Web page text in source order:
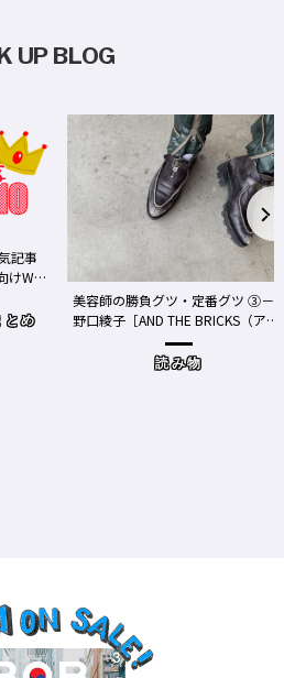
UP BLOG
美容師の勝負グツ・定番グツ ③－
野口綾子［AND THE BRICKS（アン
ドザブリックス）／神奈川県鎌倉
読み物